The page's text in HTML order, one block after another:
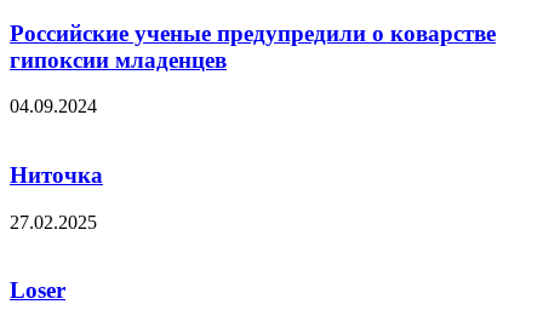
Российские ученые предупредили о коварстве
гипоксии младенцев
04.09.2024
Ниточка
27.02.2025
Loser